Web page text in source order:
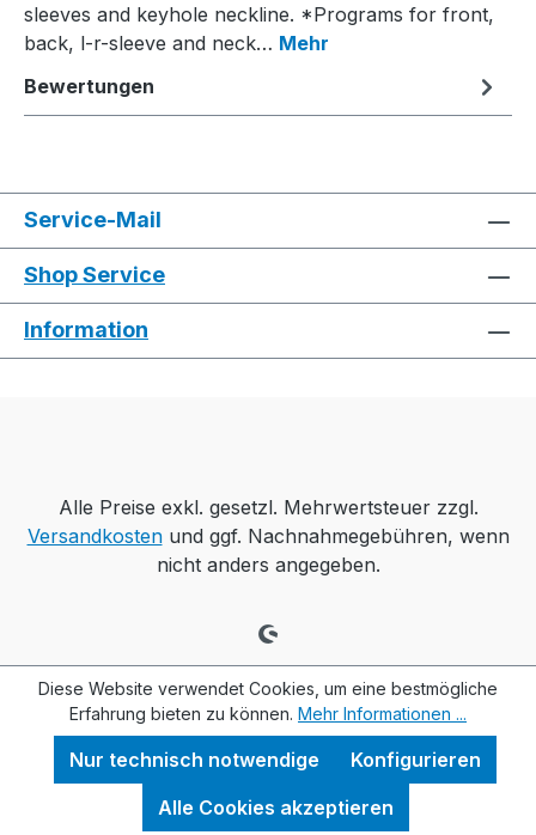
sleeves and keyhole neckline. *Programs for front,
back, l-r-sleeve and neck… Mehr
Bewertungen
Service-Mail
Shop Service
Information
Alle Preise exkl. gesetzl. Mehrwertsteuer zzgl.
Versandkostenund ggf. Nachnahmegebühren, wenn
nicht anders angegeben.
Diese Website verwendet Cookies, um eine bestmögliche
Erfahrung bieten zu können. Mehr Informationen ...
Nur technisch notwendige
Konfigurieren
Alle Cookies akzeptieren